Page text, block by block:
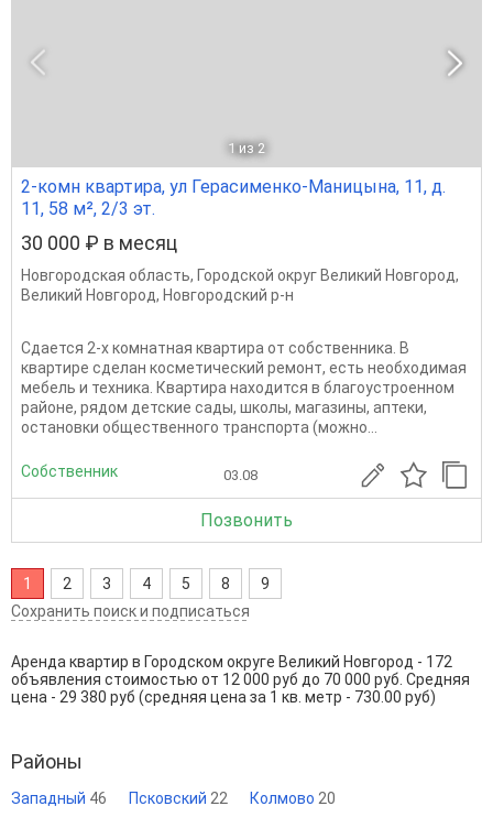
1 из 2
2-комн квартира, ул Герасименко-Маницына, 11, д.
11, 58 м², 2/3 эт.
30 000 ₽ в месяц
Новгородская область, Городской округ Великий Новгород,
Великий Новгород, Новгородский р-н
Сдается 2-х комнатная квартира от собственника. В
квартире сделан косметический ремонт, есть необходимая
мебель и техника. Квартира находится в благоустроенном
районе, рядом детские сады, школы, магазины, аптеки,
остановки общественного транспорта (можно...
Собственник 03.08
Позвонить
1 2 3 4 5 8
9
Сохранить поиск и подписаться
Аренда квартир в Городском округе Великий Новгород - 172
объявления стоимостью от 12 000 руб до 70 000 руб. Средняя
цена - 29 380 руб (средняя цена за 1 кв. метр - 730.00 руб)
Районы
Западный 46 Псковский 22 Колмово 20